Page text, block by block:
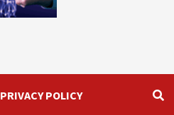
PRIVACY POLICY